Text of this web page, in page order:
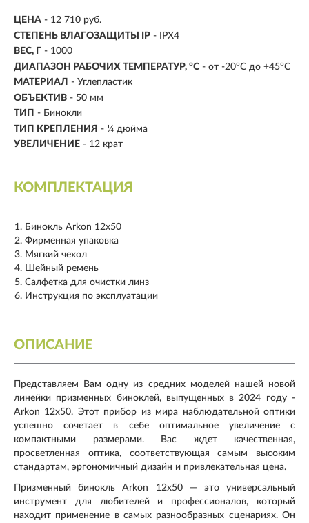
ЦЕНА - 12 710 руб.
CТЕПЕНЬ ВЛАГОЗАЩИТЫ IP - IPX4
ВЕС, Г - 1000
ДИАПАЗОН РАБОЧИХ ТЕМПЕРАТУР, °C - от -20°C до +45°C
МАТЕРИАЛ - Углепластик
ОБЪЕКТИВ - 50 мм
ТИП - Бинокли
ТИП КРЕПЛЕНИЯ - ¼ дюйма
УВЕЛИЧЕНИЕ - 12 крат
КОМПЛЕКТАЦИЯ
Бинокль Arkon 12х50
Фирменная упаковка
Мягкий чехол
Шейный ремень
Салфетка для очистки линз
Инструкция по эксплуатации
ОПИСАНИЕ
Представляем Вам одну из средних моделей нашей новой
линейки призменных биноклей, выпущенных в 2024 году -
Arkon 12х50. Этот прибор из мира наблюдательной оптики
успешно сочетает в себе оптимальное увеличение с
компактными размерами. Вас ждет качественная,
просветленная оптика, соответствующая самым высоким
стандартам, эргономичный дизайн и привлекательная цена.
Призменный бинокль Arkon 12x50 — это универсальный
инструмент для любителей и профессионалов, который
находит применение в самых разнообразных сценариях. Он